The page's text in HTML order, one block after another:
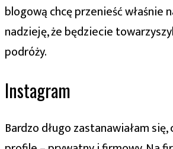
blogową chcę przenieść właśnie
nadzieję, że będziecie
podróży.
Instagram
Bardzo długo zastanawiałam się,